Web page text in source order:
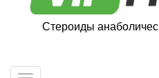
Стероиды